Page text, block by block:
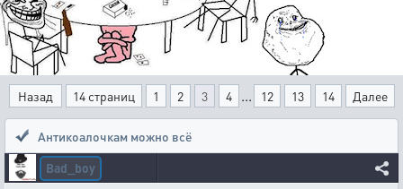
Назад 14 страниц 1 2 3 4 ... 12 13 14 Далее
Антикоалочкам можно всё
Bad_boy